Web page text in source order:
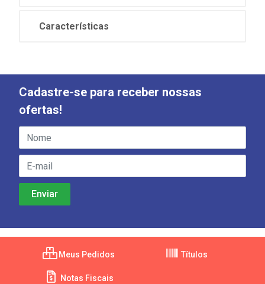
Características
Cadastre-se para receber nossas
ofertas!
Meus Pedidos Títulos
Notas Fiscais